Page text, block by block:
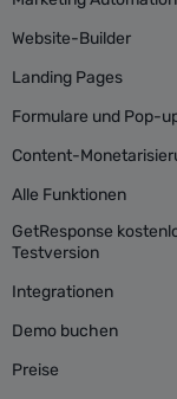
Website-Builder
Landing Pages
Formulare und Pop-
Content-
Alle Funktionen
GetResponse
Testversion
Integrationen
Demo buchen
Preise